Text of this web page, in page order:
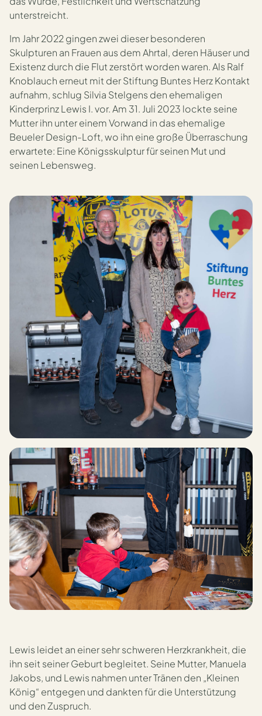
unterstreicht.
Im Jahr 2022 gingen zwei dieser besonderen
Skulpturen an Frauen aus dem Ahrtal, deren Häuser und
Existenz durch die Flut zerstört worden waren. Als Ralf
Knoblauch erneut mit der Stiftung Buntes Herz Kontakt
aufnahm, schlug Silvia Stelgens den ehemaligen
Kinderprinz Lewis I. vor. Am 31. Juli 2023 lockte seine
Mutter ihn unter einem Vorwand in das ehemalige
Beueler Design-Loft, wo ihn eine große Überraschung
erwartete: Eine Königsskulptur für seinen Mut und
seinen Lebensweg.
Lewis leidet an einer sehr schweren Herzkrankheit, die
ihn seit seiner Geburt begleitet. Seine Mutter, Manuela
Jakobs, und Lewis nahmen unter Tränen den „Kleinen
König“ entgegen und dankten für die Unterstützung
und den Zuspruch.